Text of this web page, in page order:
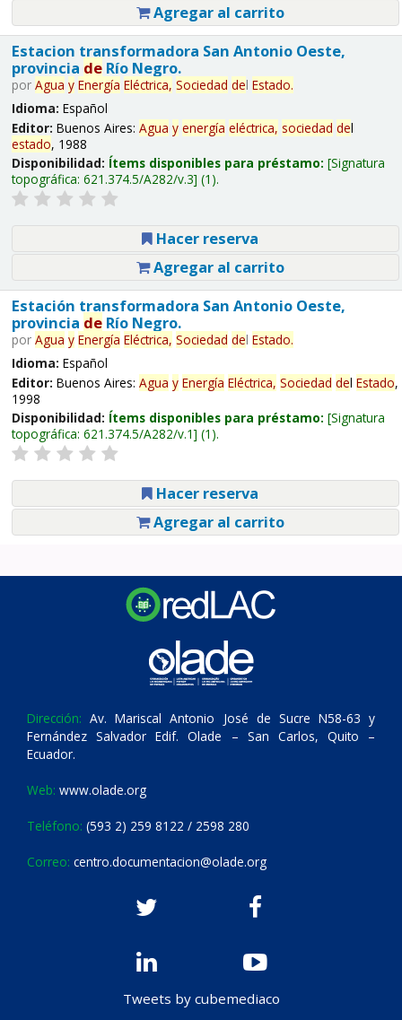
Agregar al carrito
Estacion transformadora San Antonio Oeste,
provincia deRío Negro.
por Agua y Energía Eléctrica, Sociedad del Estado.
Idioma: Español
Editor: Buenos Aires: Agua y energía eléctrica, sociedad del
estado, 1988
Disponibilidad: Ítems disponibles para préstamo: Signatura
topográfica: 621.374.5/A282/v.3 (1).
Hacer reserva
Agregar al carrito
Estación transformadora San Antonio Oeste,
provincia deRío Negro.
por Agua y Energía Eléctrica, Sociedad del Estado.
Idioma: Español
Editor: Buenos Aires: Agua y Energía Eléctrica, Sociedad del Estado,
1998
Disponibilidad: Ítems disponibles para préstamo: Signatura
topográfica: 621.374.5/A282/v.1 (1).
Hacer reserva
Agregar al carrito
Dirección: Av. Mariscal Antonio José de Sucre N58-63 y
Fernández Salvador Edif. Olade – San Carlos, Quito –
Ecuador.
Web: www.olade.org
Teléfono: (593 2) 259 8122 / 2598 280
Correo: centro.documentacion@olade.org
Tweets by cubemediaco